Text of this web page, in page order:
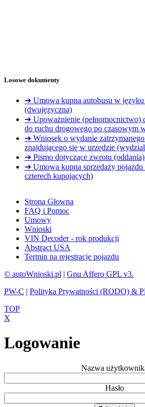
Losowe dokumenty
➔ Umowa kupna autobusu w
(dwujęzyczna)
➔ Upoważnienie (pełnomocnictwo)
do ruchu drogowego po czasowym
➔ Wniosek o wydanie
znajdującego się w urzędzie
➔ Pismo dotyczące zwrotu
➔ Umowa kupna sprzedaży pojazdu
czterech kupujących)
Strona Głowna
FAQ i Pomoc
Umowy
Wnioski
VIN Decoder - rok produkcji
Abstract USA
Termin na rejestracje pojazdu
© autoWnioski.pl | Gnu Affero GPL v3.
PW-C | Polityka Prywatności (RODO) &
TOP
X
Logowanie
Nazwa
Hasło